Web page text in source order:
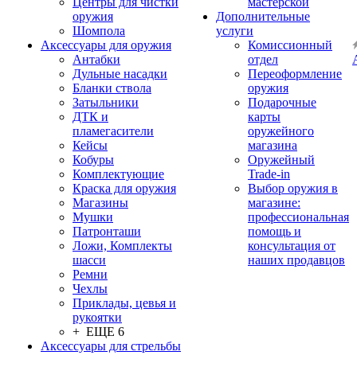
оружия
Шомпола
Аксессуары для оружия
Антабки
Дульные насадки
Бланки ствола
Затыльники
ДТК и
пламегасители
Кейсы
Кобуры
Комплектующие
Краска для оружия
Магазины
Мушки
Патронташи
Ложи, Комплекты
шасси
Ремни
Чехлы
Приклады, цевья и
рукоятки
+ ЕЩЕ 6
Аксессуары для стрельбы
Дополнительные
услуги
Комиссионный
отдел
Переоформление
оружия
Подарочные
карты
оружейного
магазина
Оружейный
Trade-in
Выбор оружия в
магазине:
профессиональная
помощь и
консультация от
наших продавцов